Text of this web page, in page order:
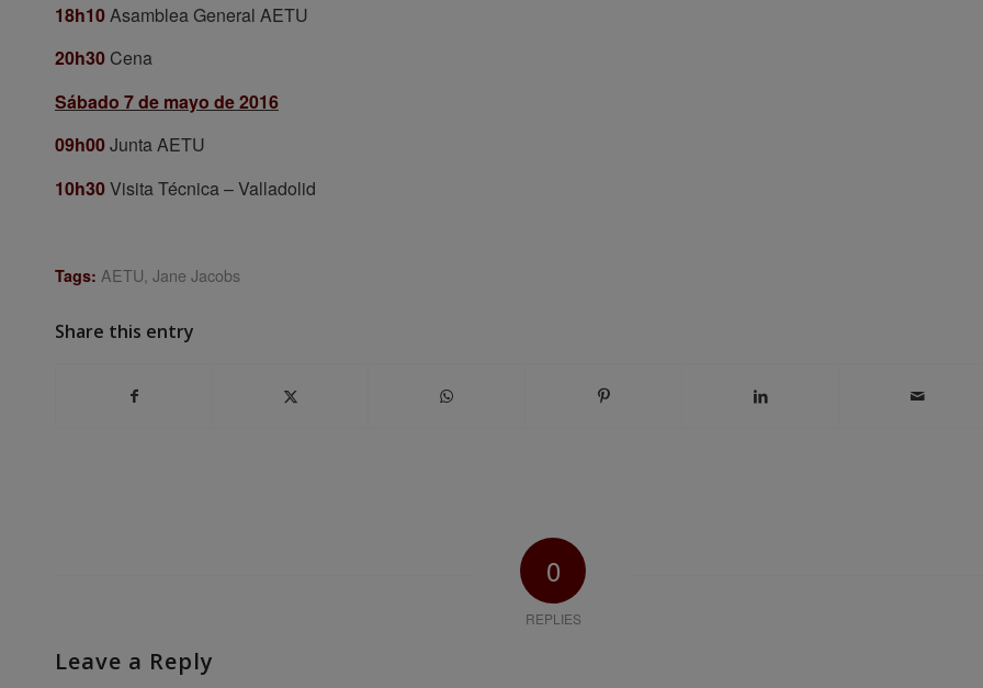
18h10 Asamblea General AETU
20h30 Cena
Sábado 7 de mayo de 2016
09h00Junta AETU
10h30Visita Técnica – Valladolid
Tags: AETU Jane Jacobs
Share this entry
0
REPLIES
Leave a Reply